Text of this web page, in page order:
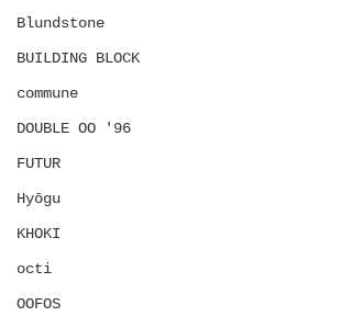
Blundstone
BUILDING BLOCK
commune
DOUBLE OO '96
FUTUR
Hyōgu
KHOKI
octi
OOFOS